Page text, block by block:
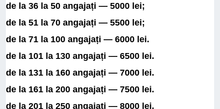
de la 36 la 50 angajați — 5000 lei;
de la 51 la 70 angajați — 5500 lei;
de la 71 la 100 angajați — 6000 lei.
de la 101 la 130 angajați — 6500 lei.
de la 131 la 160 angajați — 7000 lei.
de la 161 la 200 angajați — 7500 lei.
de la 201 la 250 angajați — 8000 lei.